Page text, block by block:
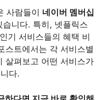
사람들이 네이버 멤버십
니다. 특히, 넷플릭스
기 서비스들의 혜택 비
스트에서는 각 서비스별
살펴보고 어떤 서비스가
다.